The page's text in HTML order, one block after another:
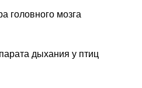
головного мозга
дыхания у птиц